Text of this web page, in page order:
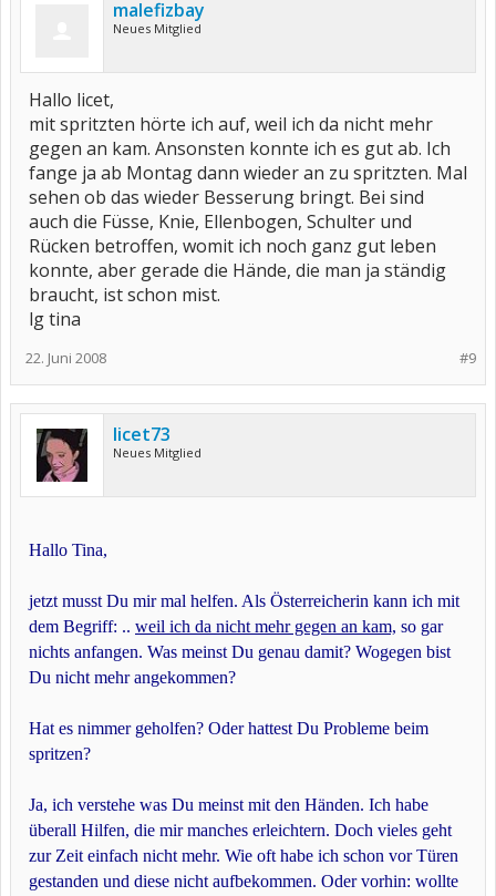
malefizbay
Neues Mitglied
Hallo licet,
mit spritzten hörte ich auf, weil ich da nicht mehr
gegen an kam. Ansonsten konnte ich es gut ab. Ich
fange ja ab Montag dann wieder an zu spritzten. Mal
sehen ob das wieder Besserung bringt. Bei sind
auch die Füsse, Knie, Ellenbogen, Schulter und
Rücken betroffen, womit ich noch ganz gut leben
konnte, aber gerade die Hände, die man ja ständig
braucht, ist schon mist.
lg tina
#9
22. Juni 2008
licet73
Neues Mitglied
Hallo Tina,
jetzt musst Du mir mal helfen. Als Österreicherin kann ich mit
dem Begriff: .. weil ich da nicht mehr gegen an kam, so gar
nichts anfangen. Was meinst Du genau damit? Wogegen bist
Du nicht mehr angekommen?
Hat es nimmer geholfen? Oder hattest Du Probleme beim
spritzen?
Ja, ich verstehe was Du meinst mit den Händen. Ich habe
überall Hilfen, die mir manches erleichtern. Doch vieles geht
zur Zeit einfach nicht mehr. Wie oft habe ich schon vor Türen
gestanden und diese nicht aufbekommen. Oder vorhin: wollte